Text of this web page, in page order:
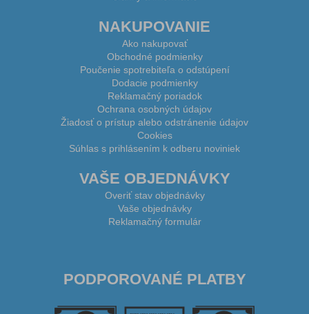
NAKUPOVANIE
Ako nakupovať
Obchodné podmienky
Poučenie spotrebiteľa o odstúpení
Dodacie podmienky
Reklamačný poriadok
Ochrana osobných údajov
Žiadosť o prístup alebo odstránenie údajov
Cookies
Súhlas s prihlásením k odberu noviniek
VAŠE OBJEDNÁVKY
Overiť stav objednávky
Vaše objednávky
Reklamačný formulár
PODPOROVANÉ PLATBY